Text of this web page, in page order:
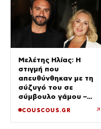
Μελέτης Ηλίας: Η
στιγμή που
απευθύνθηκαν με τη
σύζυγό του σε
σύμβουλο γάμου –
σημείο ήταν όταν
γεννήθηκε ο γιος μας»
COUSCOUS.GR ↗